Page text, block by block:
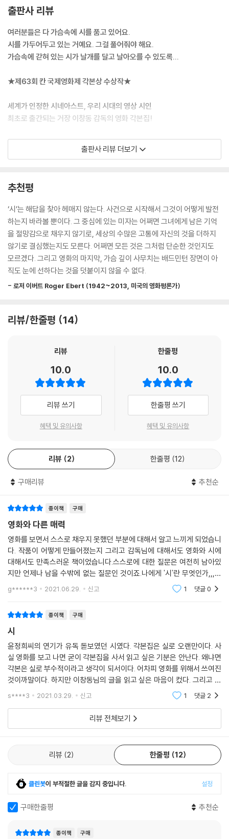
중에서
영화 ‘시’는 시를 정의하지 않았고 희화화하지 않았으며 어떠한 과장도 지
어내지 않았습니다. 다만 시가 아닌 것들을 말하는 방식으로 시를 느끼고
자 했습니다. 저는 오늘 글로 쓰인 ‘시’의 각본을 다시 읽으며 시를 새로 느
“어느 햇빛 맑은 아침 다시 깨어나 부신 눈으로 머리맡에 선” 이 아름다움
--- 「시인 박준_추천의 글 “이 아름다움을 당신도 만날 수 있기를”」 중에
서
이 영화는 공기처럼 가볍고도 고통스런 영화이다. 영화의 매 순간을 몸으
로 느껴야 한다. 순간과 순간을 이어주는 유동적인 내적 관계 속에서 영화
역할을 한다. 인물과 인물이 서로 융합될 정도로. ‘아녜스의 노래’는 미자의
목소리에서 소녀의 목소리로 넘어간다. 죽은 소녀는 다시 살아나서 관객을
똑바로 바라본다. 그 아이의 얼굴에 어렴풋한 미소가 보이기도 한다. 영화
전체에 강한 알레고리의 힘이 퍼져 있다. 말로 옮길 수 없고 마음으로 담아
야 하는 하나의 질문 같다고나 할까.
--- 「클로드 무샤르_인터뷰 “대담한 고요”」 중에서
그날 밤 형사들이 찾아오고, 미자는 마침내 시 한 편을 완성한다.
출판사 리뷰
여러분들은 다 가슴속에 시를 품고 있어요.
시를 가두어두고 있는 거예요. 그걸 풀어줘야 해요.
가슴속에 갇혀 있는 시가 날개를 달고 날아오를 수 있도록...
★제63회 칸 국제영화제 각본상 수상작★
세계가 인정한 시네아스트, 우리 시대의 영상 시인
최초로 출간되는 거장 이창동 감독의 영화 각본집!
+ 칸 국제영화제 각본상에 빛나는 ‘시’ 오리지널 시나리오
+ 이창동 감독의 서문, 초기 구상이 담긴 작가 노트
+ 시인 박준, 영화평론가 이동진, 문학평론가 신형철의 글과 인터뷰
+ 프랑스 시인 클로드 무샤르와의 칸 현지 인터뷰
+ 특별 부록, 미공개 ‘시놉시스’와 ‘트리트먼트’ 전문까지
‘시’의 감동과 여운을 간직하는
가장 완벽하고 아름다운 방법!
‘시’(2010)가 개봉 10년 만에 원작 시나리오를 담은 단행본으로 다시 태어
도 했던 영화 ‘시’는 “이창동의 작품 중 가장 조용하지만 주제적으로 가장
완결된 영화”, “서사적 완결성과 완성도가 뛰어난 작품”이라는 평가를 받
에 국내외 유수의 영화제에서 최우수작품상, 감독상, 각본상, 여우주연상
을 다수 수상하며 2010년대 최고의 한국 영화로 손꼽히는 작품이다.
《시 각본집》은 이창동 감독이 직접 쓰고 연출한 영화 중 처음으로 출간되
는 원작 각본집이기에 그 의미가 더욱 크다. 이 책에는 세계적으로 인정받
는 영화감독이자 뛰어난 시나리오 작가 이창동의 진면목을 다시금 확인할
수 있는 ‘오리지널 시나리오’를 포함해 작가가 직접 쓴 서문, 그리고 다채롭
고 풍성한 볼거리와 읽을거리가 함께 수록되어 있다.
뚫는 글들, 영화평론가 이동진과 이창동 감독이 다섯 시간에 걸쳐 나눈 심
도 깊은 인터뷰, 프랑스의 저명한 시인 클로드 무샤르와 칸 현지에서 나눈
여전히 퇴색되지 않은 현재적 의미까지도 충실히 이해하도록 돕는다. 영화
을 되새길 수 있을 것이며, 영화를 아직 감상하지 못했더라도 영화를 또 다
른 차원에서 더욱 깊이 볼 수 있을 것이다.
감독의 초기 구상을 엿볼 수 있는 작가 노트, 배우 윤정희의 놀라운 연기가
탄생한 현장 스틸, 촬영 현장에서 이창동 감독이 직접 스케치한 마지막 배
드민턴 장면의 콘티도 시선을 끈다. 그중에서도 ‘작가 노트’와 ‘배드민턴 씬
콘티’는 이창동 감독이 이 책을 위해 특별히 제공한 것으로 지금까지 어디
서도 공개된 적 없는 자료이다. 영화 ‘시’를 기억하고 이창동 감독의 작품을
마지막으로 이 책의 부록에는 ‘시놉시스’와 ‘트리트먼트(줄거리)’가 특별
적인 시나리오 작업 전에 조금 더 긴 줄거리를 쓴 것으로, 사건들이 유기적
으로 연결되고 있는가를 확인하게 해주는 기능을 갖는다. 영화감독이나 시
나리오 작가를 꿈꾸는 독자들이라면 ‘작가 노트 - 시놉시스 - 트리트먼트
- 최종 시나리오’로 이어지는 책 속 자료들을 활용해 최초의 아이디어가 어
떻게 영화로 발전해나가는지 더욱 심층적으로 공부할 수 있을 것이다.
우리가 지금 다시, ‘시’를 읽는 이유
여중생 집단 성폭행 사건에서 출발했다. 이창동 감독은 ‘작가의 말’에 이렇
게 밝히고 있다. “나는 그 사건이 우리 사회의 일상적 도덕성에 대해 질문
술일 수 있다면) 역할에 대한 질문으로 받아들였다. 그것은 내가 작가로서
라 할 수 있다. 예술은 현실의 고통과 어떤 관계에 있는가. 예술은 현실을
그러나 영화는 명확한 결말을 보여주지 않은 채 주인공 미자가 쓴 아름다
출판사 리뷰 더보기
추천평
‘시’는 해답을 찾아 헤매지 않는다. 사건으로 시작해서 그것이 어떻게 발전
하는지 바라볼 뿐이다. 그 중심에 있는 미자는 어쩌면 그녀에게 남은 기억
을 절망감으로 채우지 않기로, 세상의 수많은 고통에 자신의 것을 더하지
않기로 결심했는지도 모른다. 어쩌면 모든 것은 그처럼 단순한 것인지도
모르겠다. 그리고 영화의 마지막, 가슴 깊이 사무치는 배드민턴 장면이 아
직도 눈에 선하다는 것을 덧붙이지 않을 수 없다.
- 로저 이버트 Roger Ebert (1942~2013, 미국의 영화평론가)
리뷰/한줄평 14
리뷰
10.0
리뷰 쓰기
혜택 및 유의사항
한줄평
10.0
한줄평 쓰기
혜택 및 유의사항
리뷰 2 한줄평 12
구매리뷰 추천순
종이책 구매
영화와 다른 매력
영화를 보면서 스스로 채우지 못했던 부분에 대해서 알고 느끼게 되었습니
다. 작품이 어떻게 만들어졌는지 그리고 감독님에 대해서도 영화와 시에
대해서도 만족스러운 책이었습니다.스스로에 대한 질문은 여전히 남아있
지만 언제나 남을 수밖에 없는 질문인 것이죠.나에게 '시'란 무엇인가,,,답
을 찾기 보다는 그때 그때마다 질문을 하고 뭔가 문장을 내놓는 다면 그러
다 보면 스스로에
g******3 2021.06.29. 신고 1 댓글0
종이책 구매
시
윤정희씨의 연기가 유독 돋보였던 시였다. 각본집은 실로 오랜만이다. 사
실 영화를 보고 나면 굳이 각본집을 사서 읽고 싶은 기분은 안난다. 왜냐면
각본은 실로 부수적이라고 생각이 되서이다. 어차피 영화를 위해서 쓰여진
것이까말이다. 하지만 이창동님의 글을 읽고 싶은 마음이 컸다. 그리고 군
데 군데 실린 인터뷰집과 사진도 궁금했고 말이다. 윤정희씨의 연기가 유
s****3 2021.03.29. 신고 1 댓글 2
리뷰 전체보기
리뷰 2 한줄평 12
클린봇이 부적절한 글을 감지 중입니다. 설정
구매한줄평 추천순
종이책 구매